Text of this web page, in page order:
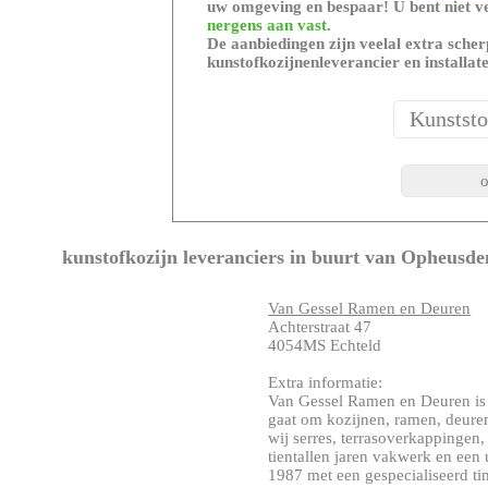
uw omgeving en bespaar! U bent niet
nergens aan vast.
De aanbiedingen zijn veelal extra
kunstofkozijnenleverancier en
kunstofkozijn leveranciers in buurt van
Van Gessel Ramen en Deuren
Achterstraat 47
4054MS Echteld
Extra informatie:
Van Gessel Ramen en Deuren
gaat om kozijnen, ramen,
wij serres,
tientallen jaren vakwerk en een
1987 met een gespecialiseerd